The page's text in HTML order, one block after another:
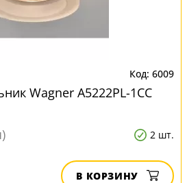
6009
Wagner A5222PL-1CC
2 шт.
В КОРЗИНУ